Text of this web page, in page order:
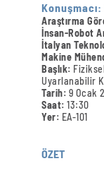
Araştırma
İnsan-Robot
İtalyan
Makine
Başlık:
Uyarlanabilir
Tarih: 9 Ocak
Saat: 13:30
Yer: EA-101
ÖZET